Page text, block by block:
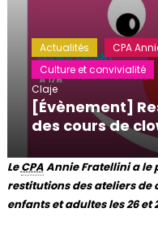
Actualités
CPA
Culture et convivialité
Claje
[Évènement]
des cours de
LeCPAAnnie Fratellini a le
restitutions des ateliers de
enfants et adultes les 26 et